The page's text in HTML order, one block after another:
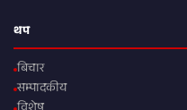
थप
बिचार
सम्पादकीय